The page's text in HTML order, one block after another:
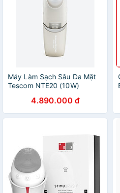
Máy Làm Sạch Sâu Da Mặt
Tescom NTE20 (10W)
4.890.000 đ